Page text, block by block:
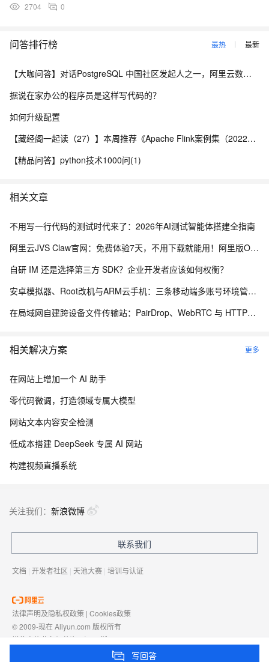
2704 0
问答排行榜 最热 最新
【大咖问答】对话PostgreSQL 中国社区发起人之一，阿里云数据库高级专家 德哥
据说在家办公的程序员是这样写代码的？
如何升级配置
【藏经阁一起读（27）】本周推荐《Apache Flink案例集（2022版）》，你有哪些心得？
【精品问答】python技术1000问(1)
相关文章
不用写一行代码的测试时代来了：2026年AI测试智能体搭建全指南
阿里云JVS Claw官网：免费体验7天，不用下载就能用！阿里版OpenClaw龙虾AI助手
自研 IM 还是选择第三方 SDK？企业开发者应该如何权衡？
安卓模拟器、Root改机与ARM云手机：三条移动端多账号环境管理路径的工程实测手记
在局域网自建跨设备文件传输站：PairDrop、WebRTC 与 HTTPS 部署实践
相关解决方案 更多
在网站上增加一个 AI 助手
零代码微调，打造领域专属大模型
网站文本内容安全检测
低成本搭建 DeepSeek 专属 AI 网站
构建视频直播系统
写回答
关注我们： 新浪微博
联系我们
文档 | 开发者社区 | 天池大赛 | 培训与认证
法律声明及隐私权政策 | Cookies政策
© 2009-现在 Aliyun.com 版权所有
增值电信业务经营许可证： 浙B2-20080101
浙D3-20210002